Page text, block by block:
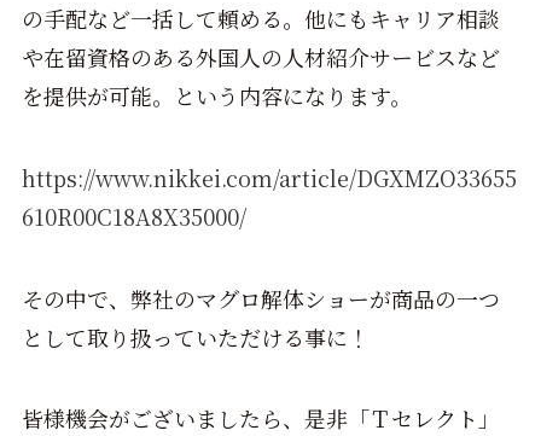
の手配など一括して頼める。他にもキャリア相談
や在留資格のある外国人の人材紹介サービスなど
を提供が可能。という内容になります。
https://www.nikkei.com/article/DGXMZO33655
610R00C18A8X35000/
その中で、弊社のマグロ解体ショーが商品の一つ
として取り扱っていただける事に！
皆様機会がございましたら、是非「Ｔセレクト」